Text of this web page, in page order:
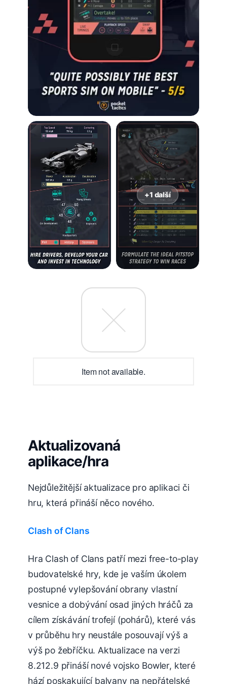
+1 další
Item not available.
Aktualizovaná
aplikace/hra
Nejdůležitější aktualizace pro aplikaci či
hru, která přináší něco nového.
Clash of Clans
Hra Clash of Clans patří mezi free-to-play
budovatelské hry, kde je vaším úkolem
postupné vylepšování obrany vlastní
vesnice a dobývání osad jiných hráčů za
cílem získávání trofejí (pohárů), které vás
v průběhu hry neustále posouvají výš a
výš po žebříčku. Aktualizace na verzi
8.212.9 přináší nové vojsko Bowler, které
hází poskakující balvany na nepřátelské